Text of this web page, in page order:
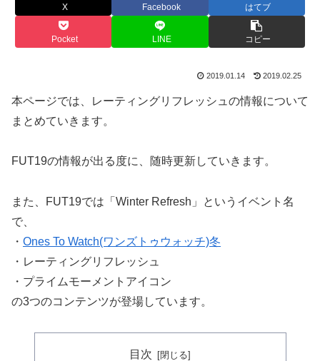
X Facebook はてブ
Pocket LINE コピー
2019.01.14 2019.02.25
本ページでは、レーティングリフレッシュの情報について
まとめていきます。
FUT19の情報が出る度に、随時更新していきます。
また、FUT19では「Winter Refresh」というイベント名
で、
・ Ones To Watch(ワンズトゥウォッチ)冬
・レーティングリフレッシュ
・プライムモーメントアイコン
の3つのコンテンツが登場しています。
目次